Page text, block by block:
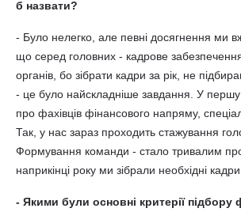
б назвати?
- Було нелегко, але певні досягнення ми
що серед головних - кадрове
органів, бо зібрати кадри за рік, не
- це було найскладніше завдання. У першу
про фахівців фінансового напряму,
Так, у нас зараз проходить стажування
Формування команди - стало тривалим
наприкінці року ми зібрали необхідні кадри.
- Якими були основні критерії підбору